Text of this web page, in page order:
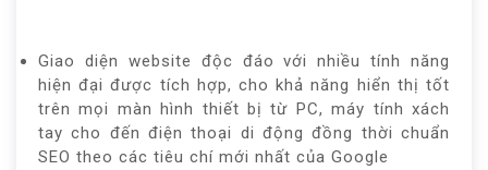
Giao diện website độc đáo với nhiều tính năng
hiện đại được tích hợp, cho khả năng hiển thị tốt
trên mọi màn hình thiết bị từ PC, máy tính xách
tay cho đến điện thoại di động đồng thời chuẩn
SEO theo các tiêu chí mới nhất của Google